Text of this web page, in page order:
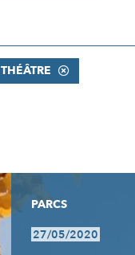
THÉÂTRE
PARCS
27/05/2020